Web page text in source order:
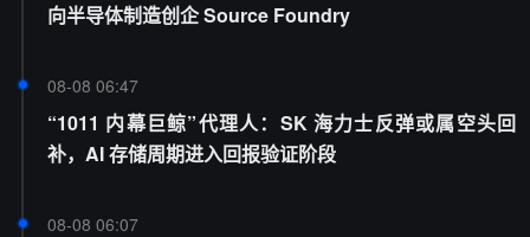
向半导体制造创企 Source Foundry
08-08 06:47
“1011 内幕巨鲸”代理人：SK 海力士反弹或属空头回
补，AI 存储周期进入回报验证阶段
08-08 06:07